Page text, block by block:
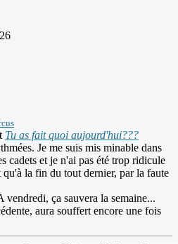
Tu as fait quoi aujourd'hui???
Je me suis mis minable dans
cadets et je n'ai pas été trop ridicule
qu'à la fin du tout dernier, par la faute
ça sauvera la semaine...
aura souffert encore une fois